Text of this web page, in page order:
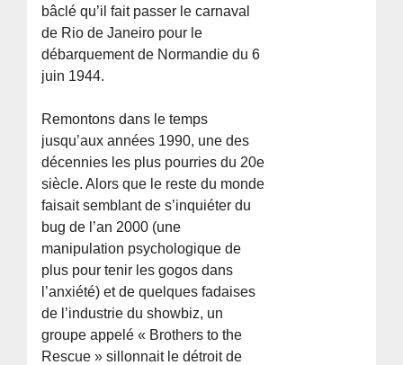
bâclé qu’il fait passer le carnaval
de Rio de Janeiro pour le
débarquement de Normandie du 6
juin 1944.
Remontons dans le temps
jusqu’aux années 1990, une des
décennies les plus pourries du 20e
siècle. Alors que le reste du monde
faisait semblant de s’inquiéter du
bug de l’an 2000 (une
manipulation psychologique de
plus pour tenir les gogos dans
l’anxiété) et de quelques fadaises
de l’industrie du showbiz, un
groupe appelé « Brothers to the
Rescue » sillonnait le détroit de